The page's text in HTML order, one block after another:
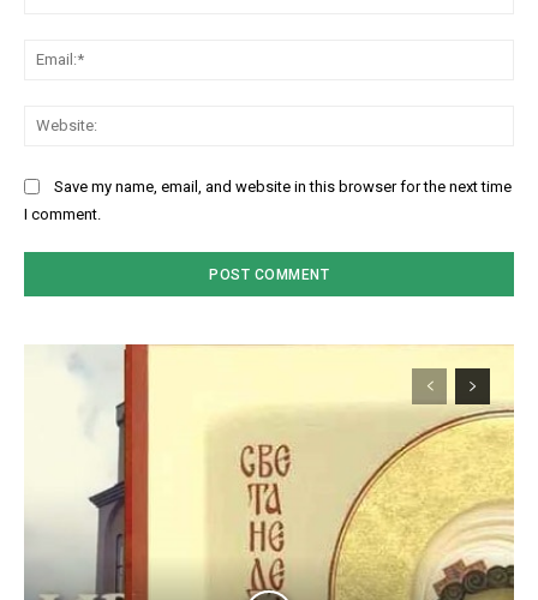
Save my name, email, and website in this browser for the next time
I comment.